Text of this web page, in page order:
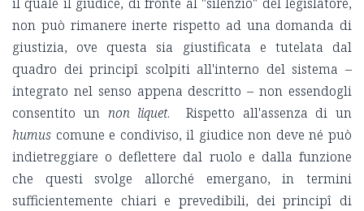
non può rimanere inerte rispetto ad una domanda di
giustizia, ove questa sia giustificata e tutelata dal
quadro dei principî scolpiti all'interno del sistema –
integrato nel senso appena descritto – non essendogli
consentito un non liquet. Rispetto all'assenza di un
humus comune e condiviso, il giudice non deve né può
indietreggiare o deflettere dal ruolo e dalla funzione
che questi svolge allorché emergano, in termini
sufficientemente chiari e prevedibili, dei principî di